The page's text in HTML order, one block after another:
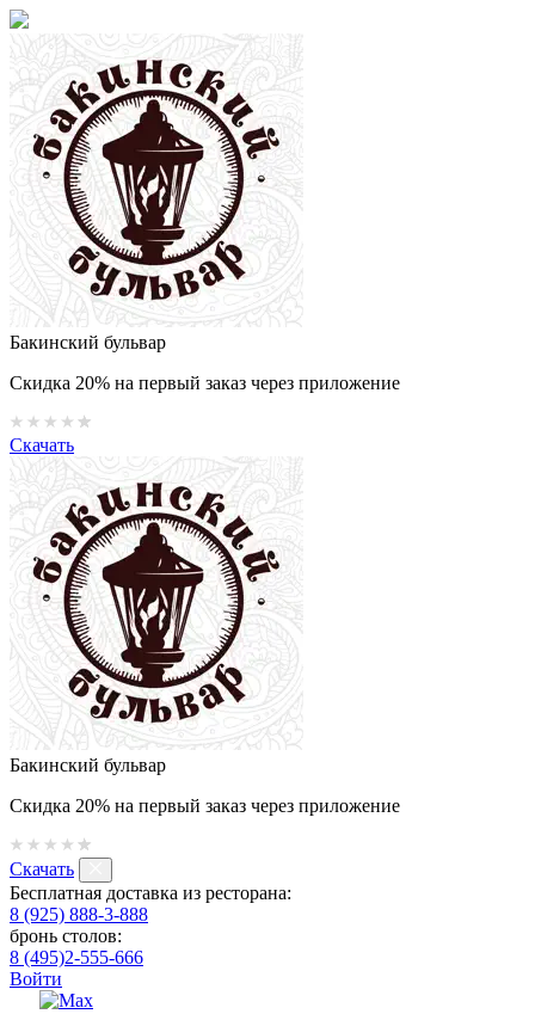
Бакинский бульвар
Скидка 20% на первый заказ через приложение
Скачать
Бакинский бульвар
Скидка 20% на первый заказ через приложение
Скачать
Бесплатная доставка из ресторана:
8 (925) 888-3-888
бронь столов:
8 (495)2-555-666
Войти